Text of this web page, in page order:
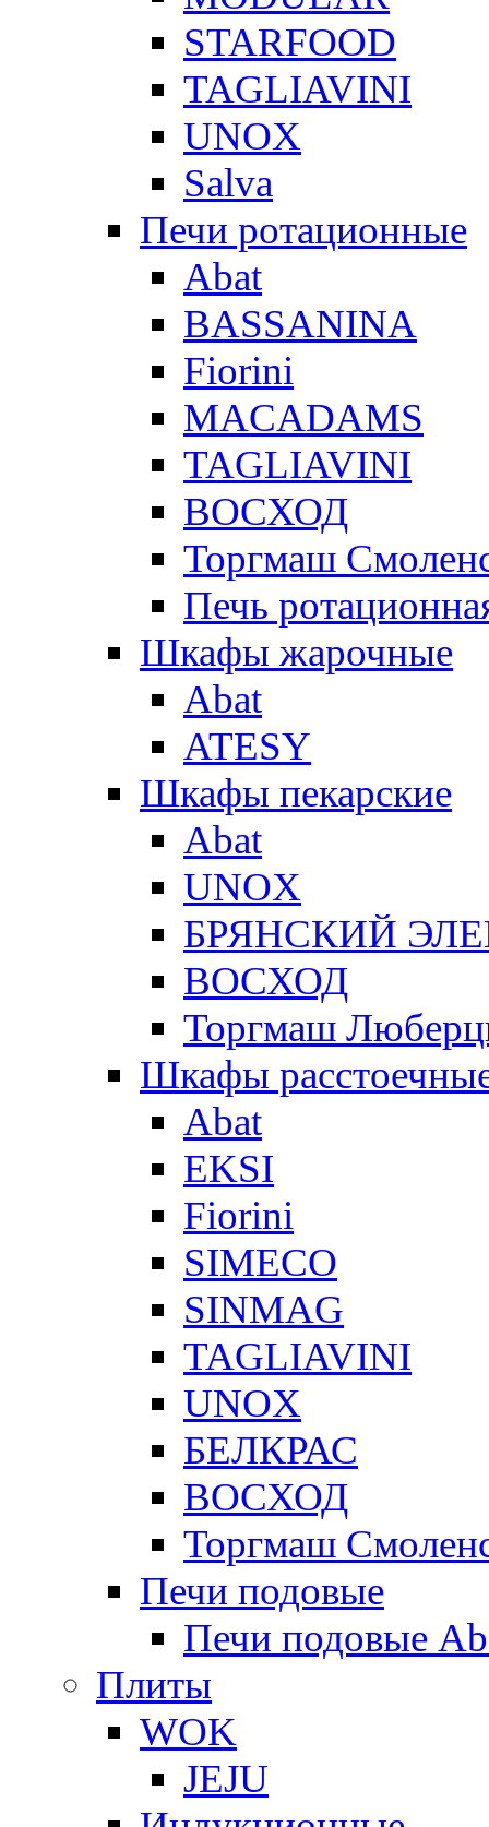
STARFOOD
TAGLIAVINI
UNOX
Salva
Печи ротационные
Abat
BASSANINA
Fiorini
MACADAMS
TAGLIAVINI
ВОСХОД
Торгмаш
Печь
Шкафы жарочные
Abat
ATESY
Шкафы пекарские
Abat
UNOX
БРЯНСКИЙ
ВОСХОД
Торгмаш
Шкафы
Abat
EKSI
Fiorini
SIMECO
SINMAG
TAGLIAVINI
UNOX
БЕЛКРАС
ВОСХОД
Торгмаш
Печи подовые
Печи подовые
Плиты
WOK
JEJU